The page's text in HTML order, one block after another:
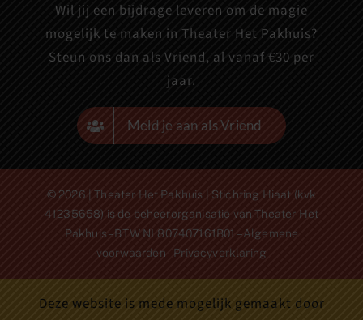
Wil jij een bijdrage leveren om de magie
mogelijk te maken in Theater Het Pakhuis?
Steun ons dan als Vriend, al vanaf €30 per
jaar.
Meld je aan als Vriend
© 2026 | Theater Het Pakhuis | Stichting Hiaat (kvk
41235658) is de beheerorganisatie van Theater Het
Pakhuis – BTW NL807407161B01 –Algemene
voorwaarden–Privacyverklaring
Deze website is mede mogelijk gemaakt door